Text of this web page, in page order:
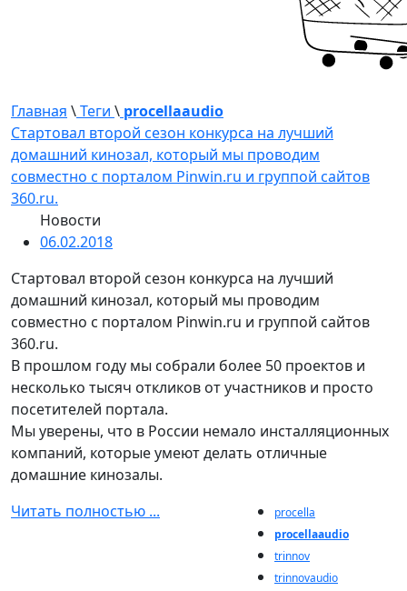
Главная \Теги \ procellaaudio
Стартовал второй сезон конкурса на лучший
домашний кинозал, который мы проводим
совместно с порталом Pinwin.ru и группой сайтов
360.ru.
Новости
06.02.2018
Стартовал второй сезон конкурса на лучший
домашний кинозал, который мы проводим
совместно с порталом Pinwin.ru и группой сайтов
360.ru.
В прошлом году мы собрали более 50 проектов и
несколько тысяч откликов от участников и просто
посетителей портала.
Мы уверены, что в России немало инсталляционных
компаний, которые умеют делать отличные
домашние кинозалы.
procella
procellaaudio
trinnov
trinnovaudio
Читать полностью ...